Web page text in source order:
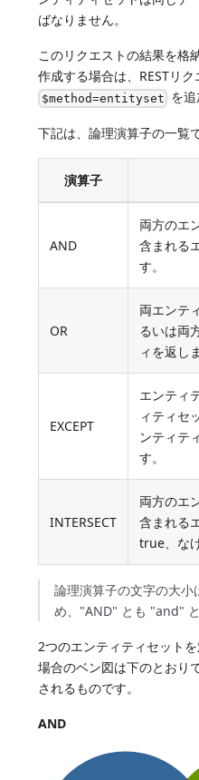
ばなりません。
このリクエストの結果を格
作成する場合は、RESTリ
$method=entityset を追
下記は、論理演算子の一覧
演算子
AND
両方のエ
含まれる
す。
OR
両エンテ
るいは両
ィを返し
EXCEPT
エンティ
ィティセ
ンティテ
す。
INTERSECT
両方のエ
含まれる
true、な
論理演算子の文字の大小
め、"AND" とも "and" と
2つのエンティティセット
場合のベン図は下のとおり
されるものです。
AND